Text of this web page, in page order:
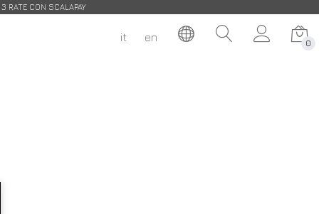
it en 0
RATE CON SCALAPAY